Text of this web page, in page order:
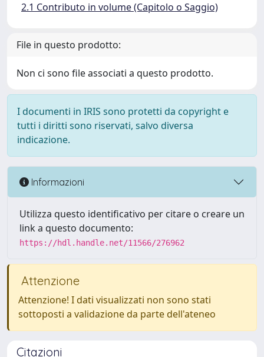
2.1 Contributo in volume (Capitolo o Saggio)
File in questo prodotto:
Non ci sono file associati a questo prodotto.
I documenti in IRIS sono protetti da copyright e
tutti i diritti sono riservati, salvo diversa
indicazione.
Informazioni
Utilizza questo identificativo per citare o creare un
link a questo documento:
https://hdl.handle.net/11566/276962
Attenzione
Attenzione! I dati visualizzati non sono stati
sottoposti a validazione da parte dell'ateneo
Citazioni